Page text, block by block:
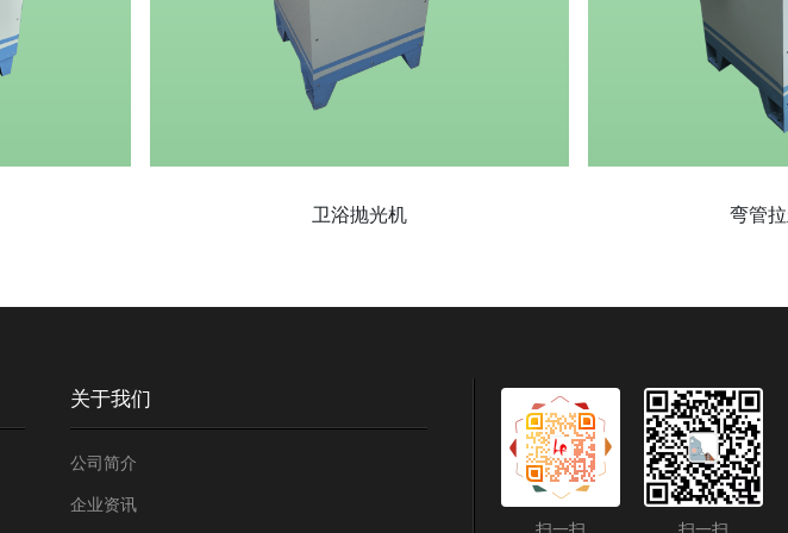
卫浴抛光机 弯管
关于我们
公司简介
企业资讯
扫一扫
扫一扫